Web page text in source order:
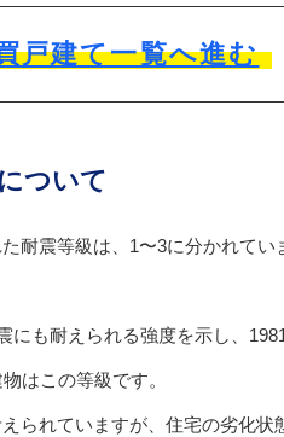
戸建て一覧へ進む
ついて
耐震等級は、1〜3に分かれてい
にも耐えられる強度を示し、
はこの等級です。
られていますが、住宅の劣化状